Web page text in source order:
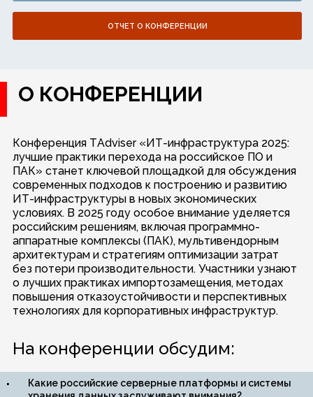
ОТЧЕТ О КОНФЕРЕНЦИИ
О КОНФЕРЕНЦИИ
Конференция TAdviser «ИТ-инфраструктура 2025:
лучшие практики перехода на российское ПО и
ПАК» станет ключевой площадкой для обсуждения
современных подходов к построению и развитию
ИТ-инфраструктуры в новых экономических
условиях. В 2025 году особое внимание уделяется
российским решениям, включая программно-
аппаратные комплексы (ПАК), мультивендорным
архитектурам и стратегиям оптимизации затрат
без потери производительности. Участники узнают
о лучших практиках импортозамещения, методах
повышения отказоустойчивости и перспективных
технологиях для корпоративных инфраструктур.
На конференции обсудим:
Какие российские серверные платформы и системы